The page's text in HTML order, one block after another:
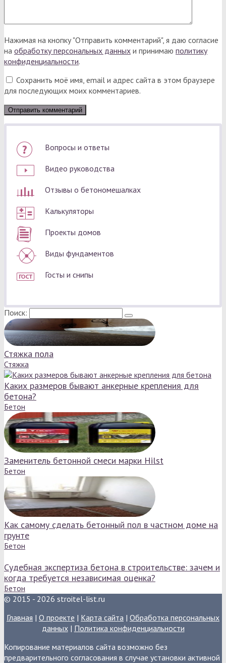
Нажимая на кнопку "Отправить комментарий", я даю согласие
на обработку персональных данных и принимаю политику
конфиденциальности.
Сохранить моё имя, email и адрес сайта в этом браузере
для последующих моих комментариев.
Вопросы и ответы
Видео руководства
Отзывы о бетономешалках
Калькуляторы
Проекты домов
Виды фундаментов
Госты и снипы
Поиск:
Стяжка пола
Стяжка
Каких размеров бывают анкерные крепления для
бетона?
Бетон
Заменитель бетонной смеси марки Hilst
Бетон
Как самому сделать бетонный пол в частном доме на
грунте
Бетон
Судебная экспертиза бетона в строительстве: зачем и
когда требуется независимая оценка?
Бетон
© 2015 - 2026 stroitel-list.ru
Главная | О проекте | Карта сайта | Обработка персональных
данных| Политика конфиденциальности
Копирование материалов сайта возможно без
предварительного согласования в случае установки активной